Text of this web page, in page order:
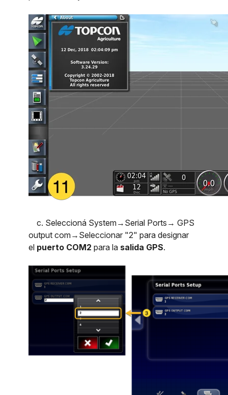
c. Seleccioná System→Serial Ports→ GPS
output com→Seleccionar "2" para designar
el puerto COM2 para la salida GPS.